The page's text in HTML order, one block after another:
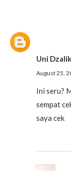
Uni
August 25,
Ini seru?
sempat
saya cek